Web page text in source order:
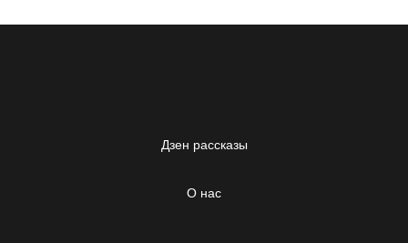
Дзен рассказы
О нас